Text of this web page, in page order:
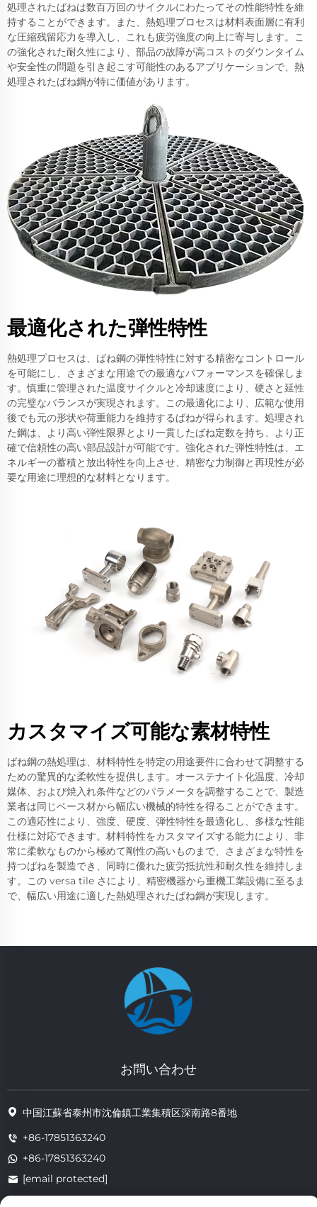
処理されたばねは数百万回のサイクルにわたってその性能特性を維
持することができます。また、熱処理プロセスは材料表面層に有利
な圧縮残留応力を導入し、これも疲労強度の向上に寄与します。こ
の強化された耐久性により、部品の故障が高コストのダウンタイム
や安全性の問題を引き起こす可能性のあるアプリケーションで、熱
処理されたばね鋼が特に価値があります。
最適化された弾性特性
熱処理プロセスは、ばね鋼の弾性特性に対する精密なコントロール
を可能にし、さまざまな用途での最適なパフォーマンスを確保しま
す。慎重に管理された温度サイクルと冷却速度により、硬さと延性
の完璧なバランスが実現されます。この最適化により、広範な使用
後でも元の形状や荷重能力を維持するばねが得られます。処理され
た鋼は、より高い弾性限界とより一貫したばね定数を持ち、より正
確で信頼性の高い部品設計が可能です。強化された弾性特性は、エ
ネルギーの蓄積と放出特性を向上させ、精密な力制御と再現性が必
要な用途に理想的な材料となります。
カスタマイズ可能な素材特性
ばね鋼の熱処理は、材料特性を特定の用途要件に合わせて調整する
ための驚異的な柔軟性を提供します。オーステナイト化温度、冷却
媒体、および焼入れ条件などのパラメータを調整することで、製造
業者は同じベース材から幅広い機械的特性を得ることができます。
この適応性により、強度、硬度、弾性特性を最適化し、多様な性能
仕様に対応できます。材料特性をカスタマイズする能力により、非
常に柔軟なものから極めて剛性の高いものまで、さまざまな特性を
持つばねを製造でき、同時に優れた疲労抵抗性和耐久性を維持しま
す。この versa tile さにより、精密機器から重機工業設備に至るま
で、幅広い用途に適した熱処理されたばね鋼が実現します。
お問い合わせ
中国江蘇省泰州市沈倫鎮工業集積区深南路8番地
+86-17851363240
+86-17851363240
[email protected]